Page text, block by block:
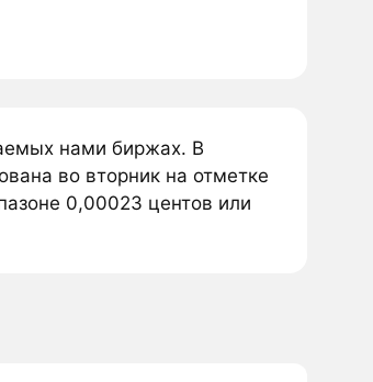
нами биржах. В
во вторник на отметке
0,00023 центов или